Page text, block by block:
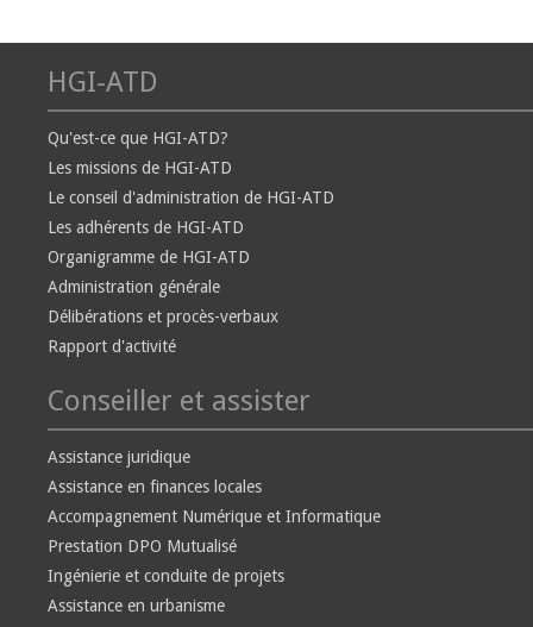
HGI-ATD
Qu'est-ce que HGI-ATD?
Les missions de HGI-ATD
Le conseil d'administration de HGI-ATD
Les adhérents de HGI-ATD
Organigramme de HGI-ATD
Administration générale
Délibérations et procès-verbaux
Rapport d'activité
Conseiller et assister
Assistance juridique
Assistance en finances locales
Accompagnement Numérique et Informatique
Prestation DPO Mutualisé
Ingénierie et conduite de projets
Assistance en urbanisme